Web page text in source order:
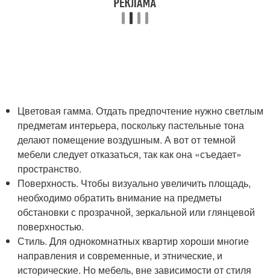
Цветовая гамма. Отдать предпочтение нужно светлым
предметам интерьера, поскольку пастельные тона
делают помещение воздушным. А вот от темной
мебели следует отказаться, так как она «съедает»
пространство.
Поверхность. Чтобы визуально увеличить площадь,
необходимо обратить внимание на предметы
обстановки с прозрачной, зеркальной или глянцевой
поверхностью.
Стиль. Для однокомнатных квартир хороши многие
направления и современные, и этнические, и
исторические. Но мебель, вне зависимости от стиля